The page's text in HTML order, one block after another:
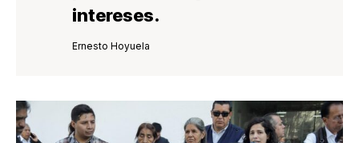
intereses.
Ernesto Hoyuela